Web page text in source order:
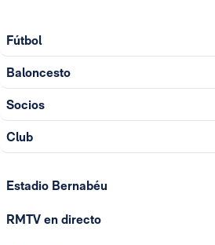
Fútbol
Baloncesto
Socios
Club
Estadio Bernabéu
RMTV en directo